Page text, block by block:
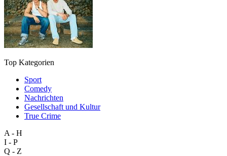
Top Kategorien
Sport
Comedy
Nachrichten
Gesellschaft und Kultur
True Crime
A - H
I - P
Q - Z